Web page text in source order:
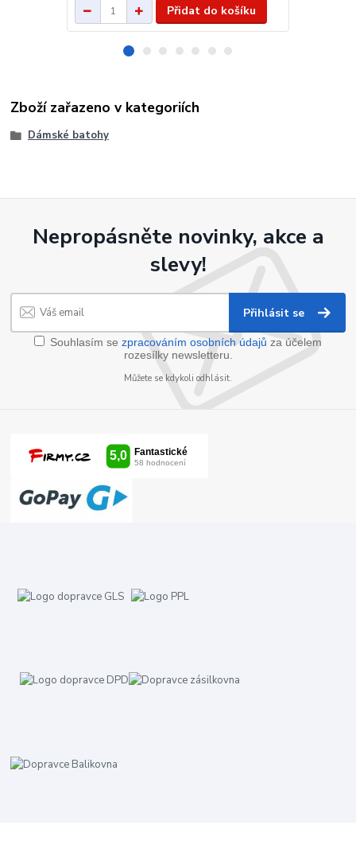
Přidat do košíku
Zboží zařazeno v kategoriích
Dámské batohy
Nepropásněte novinky, akce a
slevy!
Přihlásit se
Souhlasím se zpracováním osobních údajů za účelem
rozesílky newsletteru.
Můžete se kdykoli odhlásit.